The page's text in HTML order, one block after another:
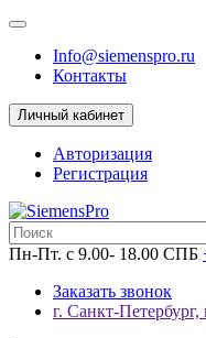
Info@siemenspro.ru
Контакты
Личный кабинет
Авторизация
Регистрация
Пн-Пт. с 9.00- 18.00 СПБ
Заказать звонок
г. Санкт-